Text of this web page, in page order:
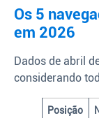
Os 5
em 2026
Dados de abril
considerando
Posição